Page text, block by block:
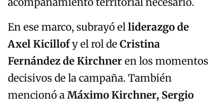
En ese marco, subrayó elliderazgo de
Axel Kicillofy el rol deCristina
Fernández de Kirchneren los momentos
decisivos de la campaña. También
mencionó aMáximo Kirchner, Sergio